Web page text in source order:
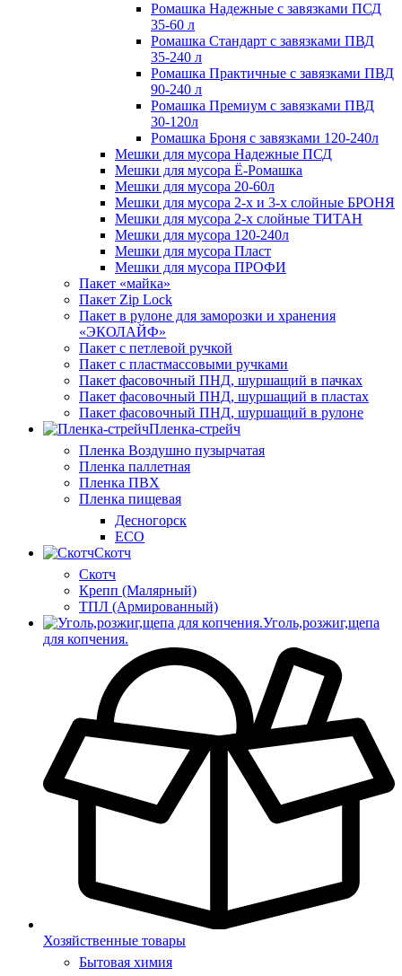
Ромашка Надежные с завязками ПСД
35-60 л
Ромашка Стандарт с завязками ПВД
35-240 л
Ромашка Практичные с завязками ПВД
90-240 л
Ромашка Премиум с завязками ПВД
30-120л
Ромашка Броня с завязками 120-240л
Мешки для мусора Надежные ПСД
Мешки для мусора Ё-Ромашка
Мешки для мусора 20-60л
Мешки для мусора 2-х и 3-х слойные БРОНЯ
Мешки для мусора 2-х слойные ТИТАН
Мешки для мусора 120-240л
Мешки для мусора Пласт
Мешки для мусора ПРОФИ
Пакет «майка»
Пакет Zip Lock
Пакет в рулоне для заморозки и хранения
«ЭКОЛАЙФ»
Пакет с петлевой ручкой
Пакет с пластмассовыми ручками
Пакет фасовочный ПНД, шуршащий в пачках
Пакет фасовочный ПНД, шуршащий в пластах
Пакет фасовочный ПНД, шуршащий в рулоне
Пленка-стрейч
Пленка Воздушно пузырчатая
Пленка паллетная
Пленка ПВХ
Пленка пищевая
Десногорск
ECO
Скотч
Скотч
Крепп (Малярный)
ТПЛ (Армированный)
Уголь,розжиг,щепа
для копчения.
Хозяйственные товары
Бытовая химия